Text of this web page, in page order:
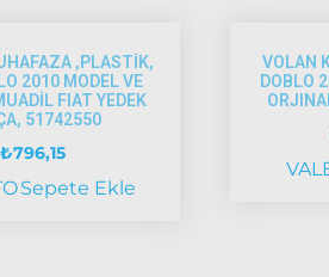
,PLASTİK,
2010 MODEL VE
FIAT YEDEK
51742550
₺796,15
Sepete Ekle
VOLAN
DOBLO